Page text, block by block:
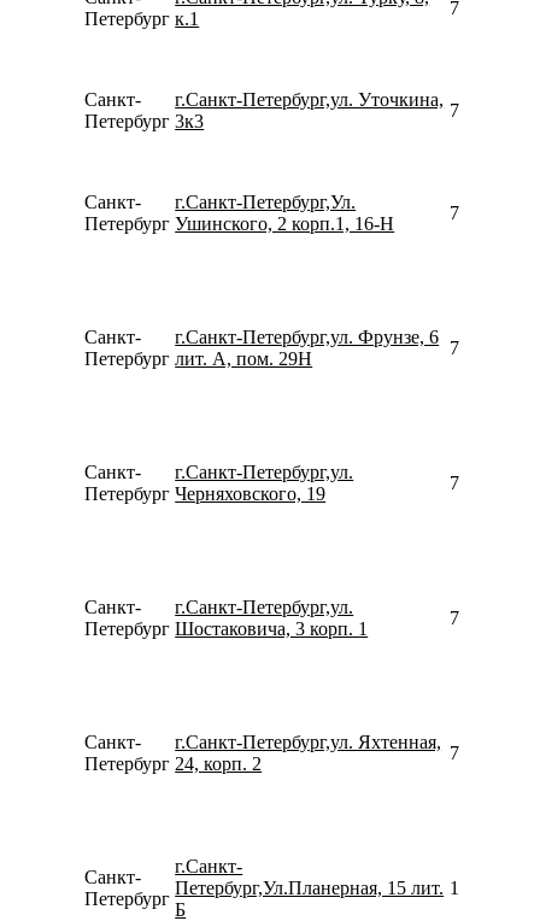
Петербург к.1
Санкт-
Петербург
г.Санкт-Петербург,ул. Уточкина,
3к3
Санкт-
Петербург
г.Санкт-Петербург,Ул.
Ушинского, 2 корп.1, 16-Н
Санкт-
Петербург
г.Санкт-Петербург,ул. Фрунзе, 6
лит. А, пом. 29Н
Санкт-
Петербург
г.Санкт-Петербург,ул.
Черняховского, 19
Санкт-
Петербург
г.Санкт-Петербург,ул.
Шостаковича, 3 корп. 1
Санкт-
Петербург
г.Санкт-Петербург,ул. Яхтенная,
24, корп. 2
Санкт-
Петербург
г.Санкт-
Петербург,Ул.Планерная, 15 лит.
Б